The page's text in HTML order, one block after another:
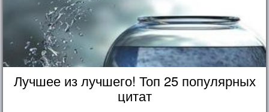
Лучшее из лучшего! Топ 25 популярных
цитат